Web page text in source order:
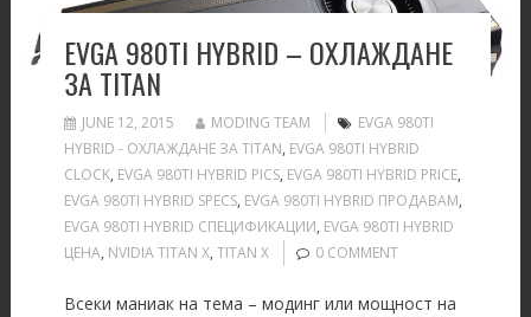
EVGA 980TI HYBRID – ОХЛАЖДАНЕ
ЗА TITAN
JUNE 12, 2015 MODING TEAM
EVGA 980TI
HYBRID - ОХЛАЖДАНЕ ЗА TITAN, EVGA 980TI HYBRID
CLOCK, EVGA 980TI HYBRID PICS, EVGA 980TI HYBRID PRICE,
EVGA 980TI HYBRID SPECS, EVGA 980TI HYBRID ПРОДАВАМ,
EVGA 980TI HYBRID СПЕЦИФИКАЦИИ, EVGA 980TI HYBRID
ЦЕНА, NVIDIA TITAN X, TITAN X 0 COMMENT
Всеки маниак на тема – модинг или мощност на